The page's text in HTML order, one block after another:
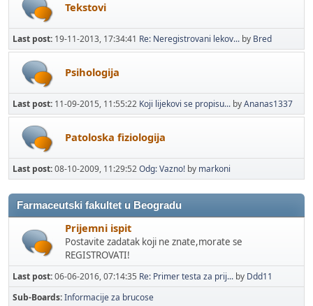
Tekstovi
Last post: 19-11-2013, 17:34:41 Re: Neregistrovani lekov... by Bred
Psihologija
Last post: 11-09-2015, 11:55:22 Koji lijekovi se propisu... byAnanas1337
Patoloska fiziologija
Last post:08-10-2009, 11:29:52Odg: Vazno! by markoni
Farmaceutski fakultet u Beogradu
Prijemni ispit
Postavite zadatak koji ne znate,morate se
REGISTROVATI!
Last post:06-06-2016, 07:14:35 Re: Primer testa za prij... by Ddd11
Sub-Boards Informacije za brucose